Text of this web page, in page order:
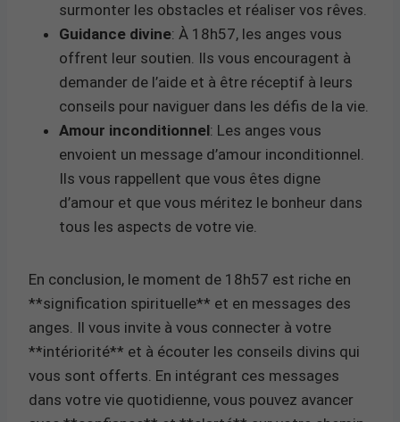
surmonter les obstacles et réaliser vos rêves.
Guidance divine: À 18h57, les anges vous
offrent leur soutien. Ils vous encouragent à
demander de l’aide et à être réceptif à leurs
conseils pour naviguer dans les défis de la vie.
Amour inconditionnel: Les anges vous
envoient un message d’amour inconditionnel.
Ils vous rappellent que vous êtes digne
d’amour et que vous méritez le bonheur dans
tous les aspects de votre vie.
En conclusion, le moment de 18h57 est riche en
**signification spirituelle** et en messages des
anges. Il vous invite à vous connecter à votre
**intériorité** et à écouter les conseils divins qui
vous sont offerts. En intégrant ces messages
dans votre vie quotidienne, vous pouvez avancer